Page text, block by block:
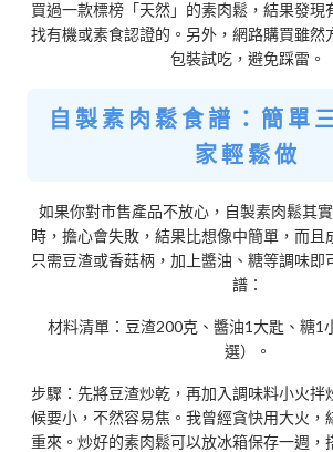
買過一款標榜「天然」的素肉鬆，結果發現
找有機或素食認證的。另外，網路購買雖然
包裝試吃，避免踩雷。
自製素肉鬆食譜：簡單
家輕鬆做
如果你對市售產品不放心，自製素肉鬆其
時，擔心會失敗，結果比想像中簡單，而且
只需豆渣或香菇柄，加上醬油、糖等調味即
譜：
材料清單：豆渣200克、醬油1大匙、糖1
選）。
步驟：先將豆渣炒乾，再加入調味料小火拌
候要小，不然容易焦。我曾經貪快用大火，
重來。炒好的素肉鬆可以放冰箱保存一週，